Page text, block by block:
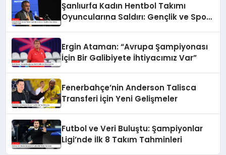
Şanlıurfa Kadın Hentbol Takımı
Oyuncularına Saldırı: Gençlik ve Spor
Ergin Ataman: “Avrupa Şampiyonası
İçin Bir Galibiyete İhtiyacımız Var”
Fenerbahçe’nin Anderson Talisca
Transferi İçin Yeni Gelişmeler
Futbol ve Veri Buluştu: Şampiyonlar
Ligi’nde İlk 8 Takım Tahminleri